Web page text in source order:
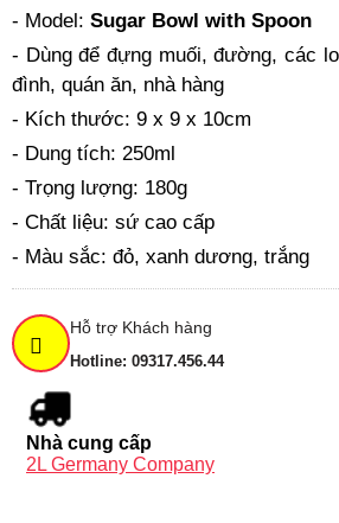
- Model: Sugar Bowl with Spoon
- Dùng để đựng muối, đường, các
đình, quán ăn, nhà hàng
- Kích thước: 9 x 9 x 10cm
- Dung tích: 250ml
- Trọng lượng: 180g
- Chất liệu: sứ cao cấp
- Màu sắc: đỏ, xanh dương, trắng
Hỗ trợ Khách hàng
Hotline: 09317.456.44
Nhà cung cấp
2L Germany Company